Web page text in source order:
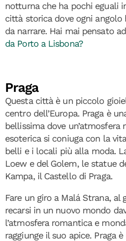
notturna che ha pochi eguali
città storica dove ogni angolo
da narrare. Hai mai pensato
da Porto a Lisbona?
Praga
Questa città è un piccolo
centro dell’Europa. Praga è
bellissima dove un’atmosfera
esoterica si coniuga con la
belli e i locali più alla moda.
Loew e del Golem, le statue
Kampa, il Castello di Praga.
Fare un giro a Malá Strana,
recarsi in un nuovo mondo
l’atmosfera romantica e
raggiunge il suo apice. Praga